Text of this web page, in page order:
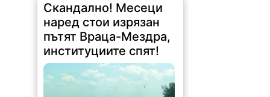
Скандално! Месеци
наред стои изрязан
пътят Враца-Мездра,
институциите спят!